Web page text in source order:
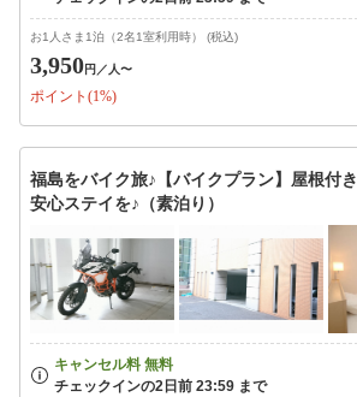
お1人さま1泊（2名1室利用時） (税込)
3,950円 ／人〜
ポイント(1%)
福島をバイク旅♪【バイクプラン】屋根付
安心ステイを♪（素泊り）